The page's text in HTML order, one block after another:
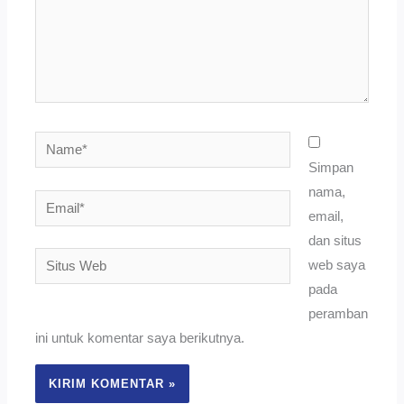
Name*
Email*
Situs
Web
Simpan
nama,
email,
dan situs
web saya
pada
peramban
ini untuk komentar saya berikutnya.